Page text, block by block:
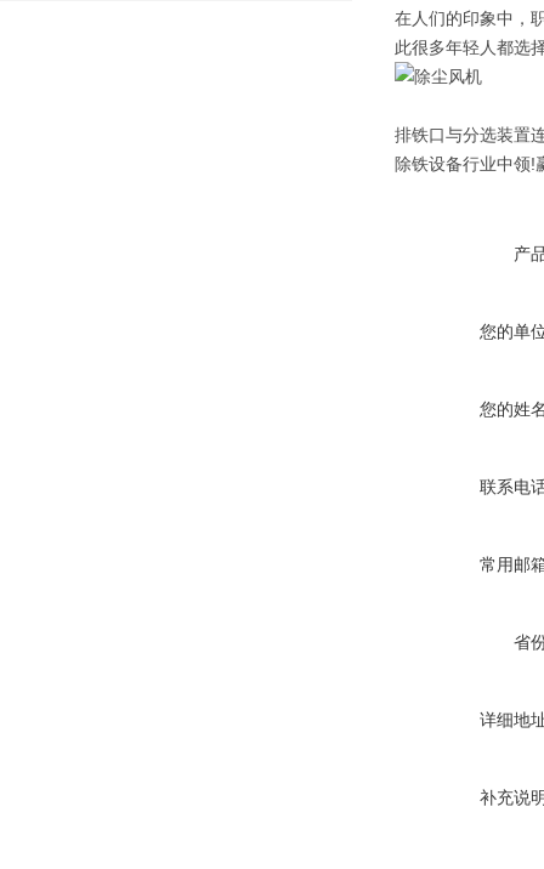
在人们的印象中，
此很多年轻人都选
排铁口与分选装置
除铁设备行业中领!
产
您的单
您的姓
联系电
常用邮
省
详细地
补充说